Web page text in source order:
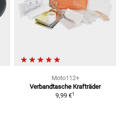
Moto112+
Verbandtasche Krafträder
9,99 €1